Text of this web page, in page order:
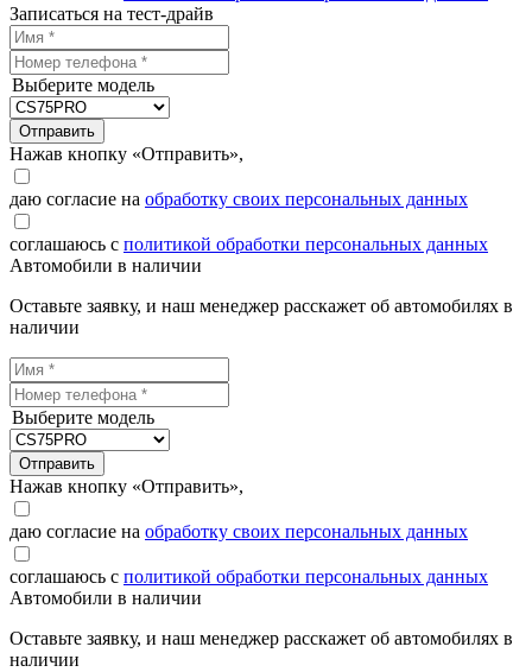
Записаться на тест-драйв
Выберите модель
Отправить
Нажав кнопку «Отправить»,
даю согласие на обработку своих персональных данных
соглашаюсь с политикой обработки персональных данных
Автомобили в наличии
Оставьте заявку, и наш менеджер расскажет об автомобилях в
наличии
Выберите модель
Отправить
Нажав кнопку «Отправить»,
даю согласие на обработку своих персональных данных
соглашаюсь с политикой обработки персональных данных
Автомобили в наличии
Оставьте заявку, и наш менеджер расскажет об автомобилях в
наличии